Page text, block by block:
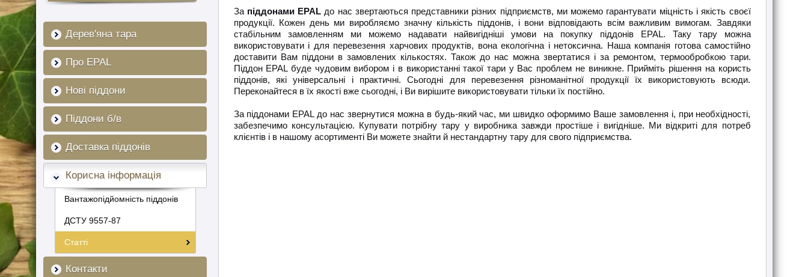
Дерев'яна тара
Про EPAL
Нові піддони
Піддони б/в
Доставка піддонів
Корисна інформація
Вантажопідйомність піддонів
ДСТУ 9557-87
Статті
Контакти
За піддонами EPAL до нас звертаються представники різних підприємств, ми можемо гарантувати міцність і якість своєї
продукції. Кожен день ми виробляємо значну кількість піддонів, і вони відповідають всім важливим вимогам. Завдяки
стабільним замовленням ми можемо надавати найвигідніші умови на покупку піддонів EPAL. Таку тару можна
використовувати і для перевезення харчових продуктів, вона екологічна і нетоксична. Наша компанія готова самостійно
доставити Вам піддони в замовлених кількостях. Також до нас можна звертатися і за ремонтом, термообробкою тари.
Піддон EPAL буде чудовим вибором і в використанні такої тари у Вас проблем не виникне. Прийміть рішення на користь
піддонів, які універсальні і практичні. Сьогодні для перевезення різноманітної продукції їх використовують всюди.
Переконайтеся в їх якості вже сьогодні, і Ви вирішите використовувати тільки їх постійно.
За піддонами EPAL до нас звернутися можна в будь-який час, ми швидко оформимо Ваше замовлення і, при необхідності,
забезпечимо консультацією. Купувати потрібну тару у виробника завжди простіше і вигідніше. Ми відкриті для потреб
клієнтів і в нашому асортименті Ви можете знайти й нестандартну тару для свого підприємства.